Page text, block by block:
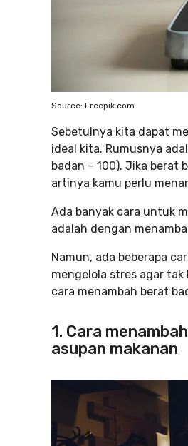
Source: Freepik.com
Sebetulnya kita dapat
ideal kita. Rumusnya
badan – 100). Jika berat
artinya kamu perlu
Ada banyak cara untuk
adalah dengan
Namun, ada beberapa
mengelola stres agar
cara menambah berat
1. Cara
asupan makanan